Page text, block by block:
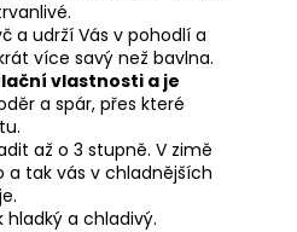
a udrží Vás v pohodlí a
více savý než bavlna.
vlastnosti a je
a spár, přes které
až o 3 stupně. V zimě
tak vás v chladnějších
a chladivý.